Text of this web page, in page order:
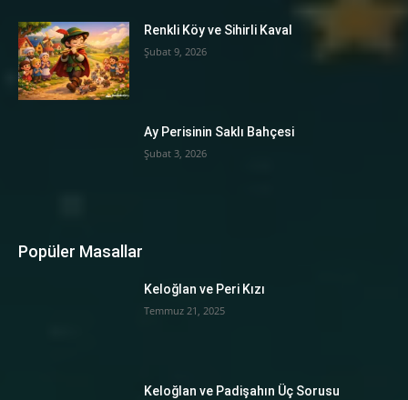
Renkli Köy ve Sihirli Kaval
Şubat 9, 2026
Ay Perisinin Saklı Bahçesi
Şubat 3, 2026
Popüler Masallar
Keloğlan ve Peri Kızı
Temmuz 21, 2025
Keloğlan ve Padişahın Üç Sorusu